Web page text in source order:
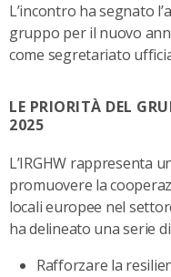
L’incontro ha segnato
gruppo per il nuovo
come segretariato
LE PRIORITÀ DEL
2025
L’IRGHW rappresenta
promuovere la
locali europee nel
ha delineato una serie
Rafforzare la